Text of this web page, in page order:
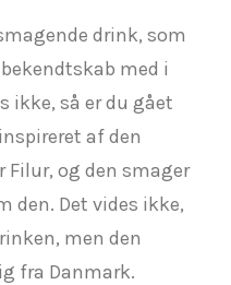
drink, som
med i
ikke, så er du gået
af den
Filur, og den smager
den. Det vides ikke,
men den
fra Danmark.